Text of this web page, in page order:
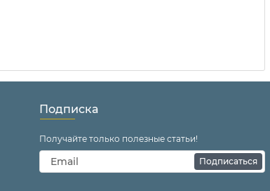
Подписка
Получайте только полезные статьи!
Подписаться